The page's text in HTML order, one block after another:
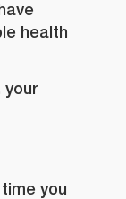
health
your
you